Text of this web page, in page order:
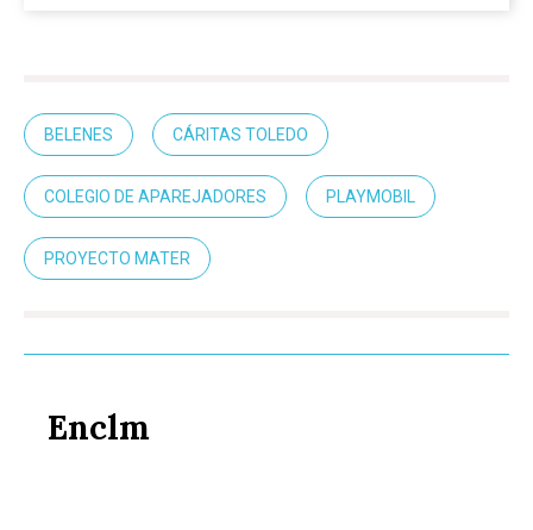
BELENES CÁRITAS TOLEDO
COLEGIO DE APAREJADORES PLAYMOBIL
PROYECTO MATER
Enclm